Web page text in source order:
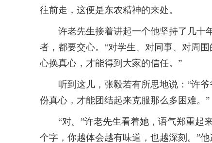
往前走，这便是东农精神的来处。
许老先生接着讲起一个他坚持了几十
者，都要交心。“对学生、对同事、对周
心换真心，才能得到大家的信任。”
听到这儿，张毅若有所思地说：“许
份真心，才能团结起来克服那么多困难。”
“对。”许老先生看着她，语气郑重起
个字，你越体会越有味道，也越深刻。”